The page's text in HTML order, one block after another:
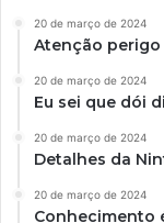
20 de março de 2024
Atenção
20 de março de 2024
Eu sei que dói
20 de março de 2024
Detalhes da
20 de março de 2024
Conhecimento